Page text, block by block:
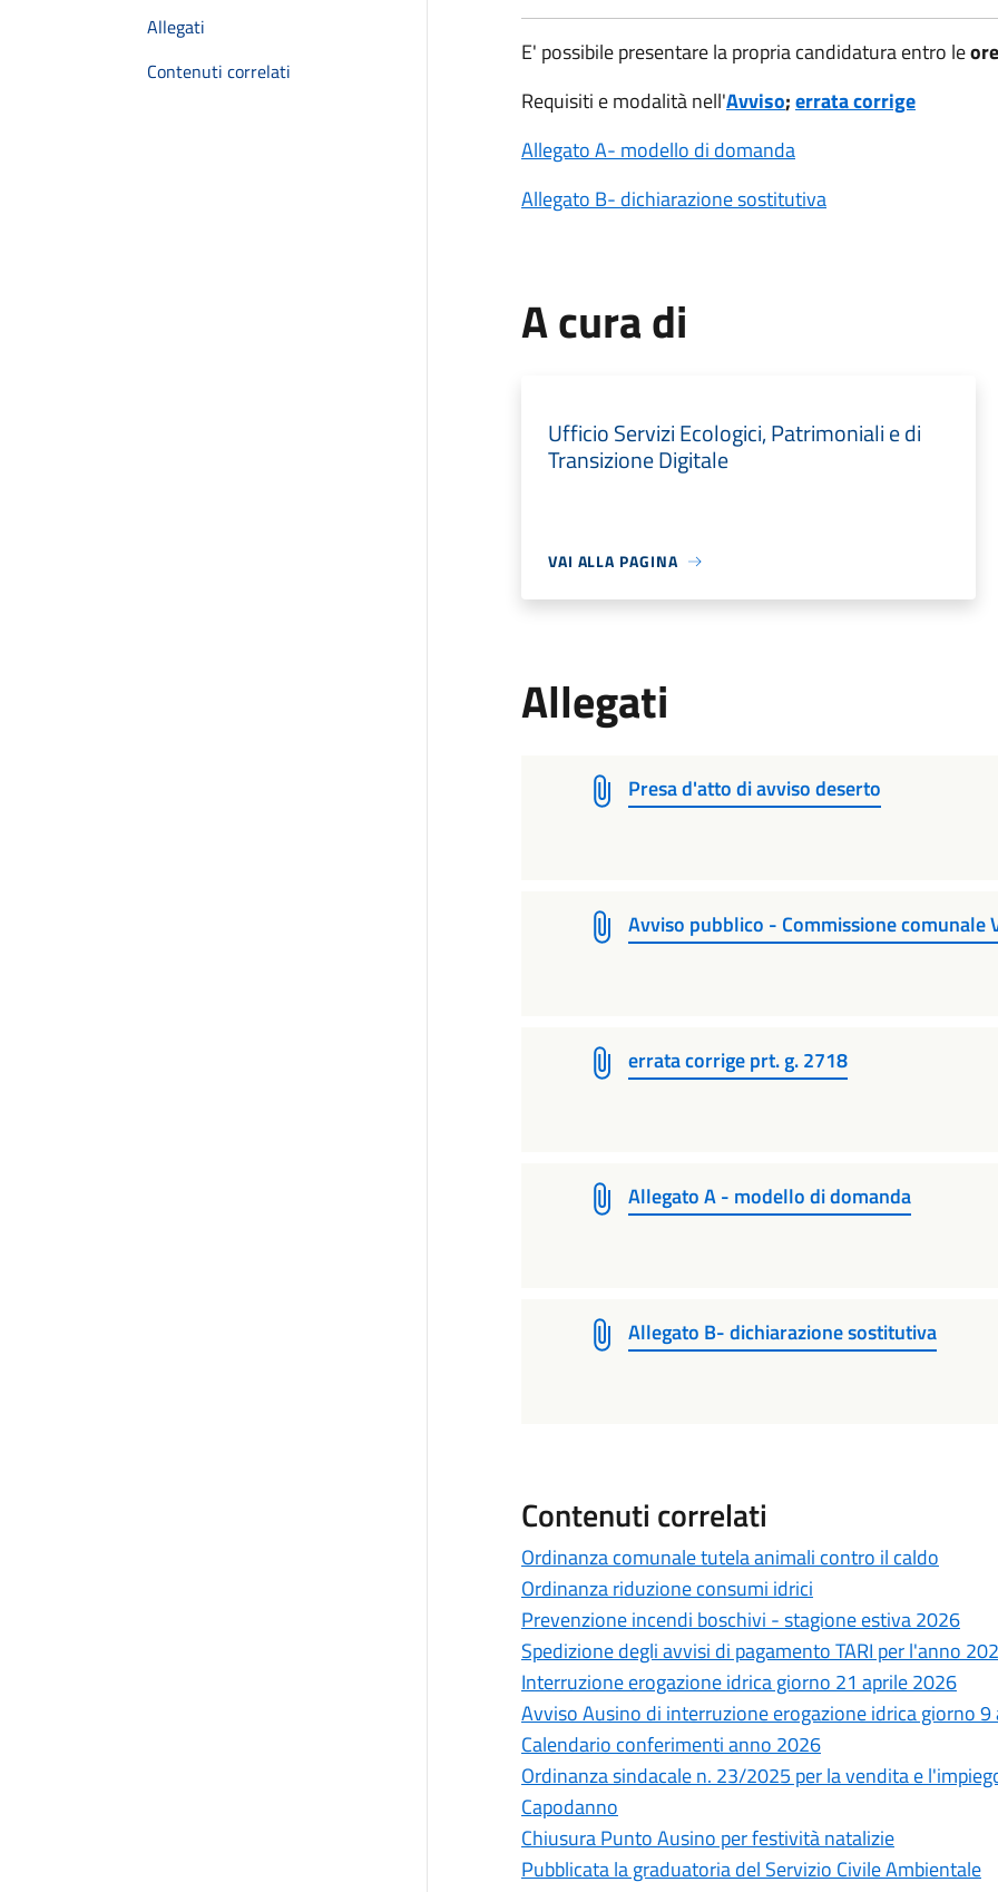
Allegati
Contenuti correlati
E' possibile presentare la propria candidatura entro le
Requisiti e modalità nell'Avviso;errata corrige
Allegato A- modello di domanda
Allegato B- dichiarazione sostitutiva
A cura di
Ufficio Servizi Ecologici, Patrimoniali e di
Transizione Digitale
VAI ALLA PAGINA
Allegati
Presa d'atto di avviso deserto
Avviso pubblico - Commissione comunale
errata corrige prt. g. 2718
Allegato A - modello di domanda
Allegato B- dichiarazione sostitutiva
Contenuti correlati
Ordinanza comunale tutela animali contro il caldo
Ordinanza riduzione consumi idrici
Prevenzione incendi boschivi - stagione estiva 2026
Spedizione degli avvisi di pagamento TARI per l'anno
Interruzione erogazione idrica giorno 21 aprile 2026
Avviso Ausino di interruzione erogazione idrica giorno
Calendario conferimenti anno 2026
Ordinanza sindacale n. 23/2025 per la vendita e
Capodanno
Chiusura Punto Ausino per festività natalizie
Pubblicata la graduatoria del Servizio Civile Ambientale